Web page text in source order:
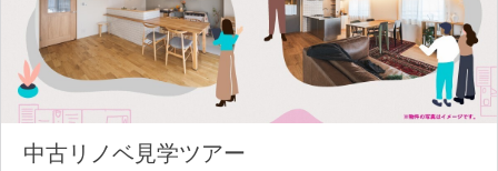
中古リノベ見学ツアー